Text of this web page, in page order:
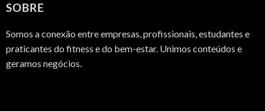
SOBRE
Somos a conexão entre empresas, profissionais, estudantes e
praticantes do fitness e do bem-estar. Unimos conteúdos e
geramos negócios.